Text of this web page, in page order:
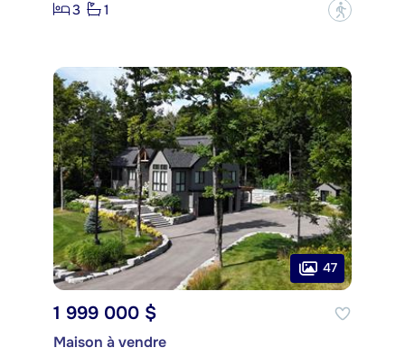
3
1 ?
47
1 999 000 $
Maison à vendre